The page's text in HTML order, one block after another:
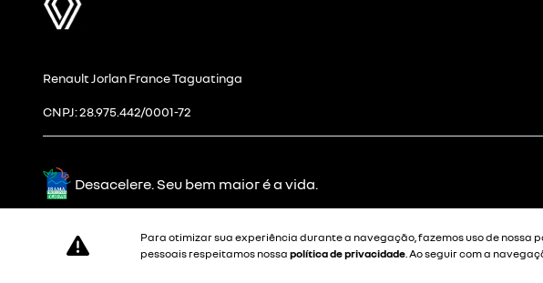
Renault Jorlan France Taguatinga
CNPJ: 28.975.442/0001-72
Desacelere. Seu bem maior é a vida.
Para otimizar sua experiência durante a navegação, fazemos uso de nossa
pessoais respeitamos nossa política de privacidade. Ao seguir com a